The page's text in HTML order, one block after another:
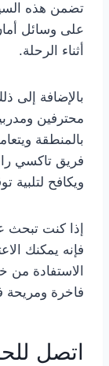
تضمن هذه
على وسائل
أثناء الرحلة.
بالإضافة إلى
محترفين
بالمنطقة
فريق تاكسي
ويكافح لتلبية
إذا كنت تبحث
فإنه يمكنك
الاستفادة من
فاخرة ومريحة
اتصل